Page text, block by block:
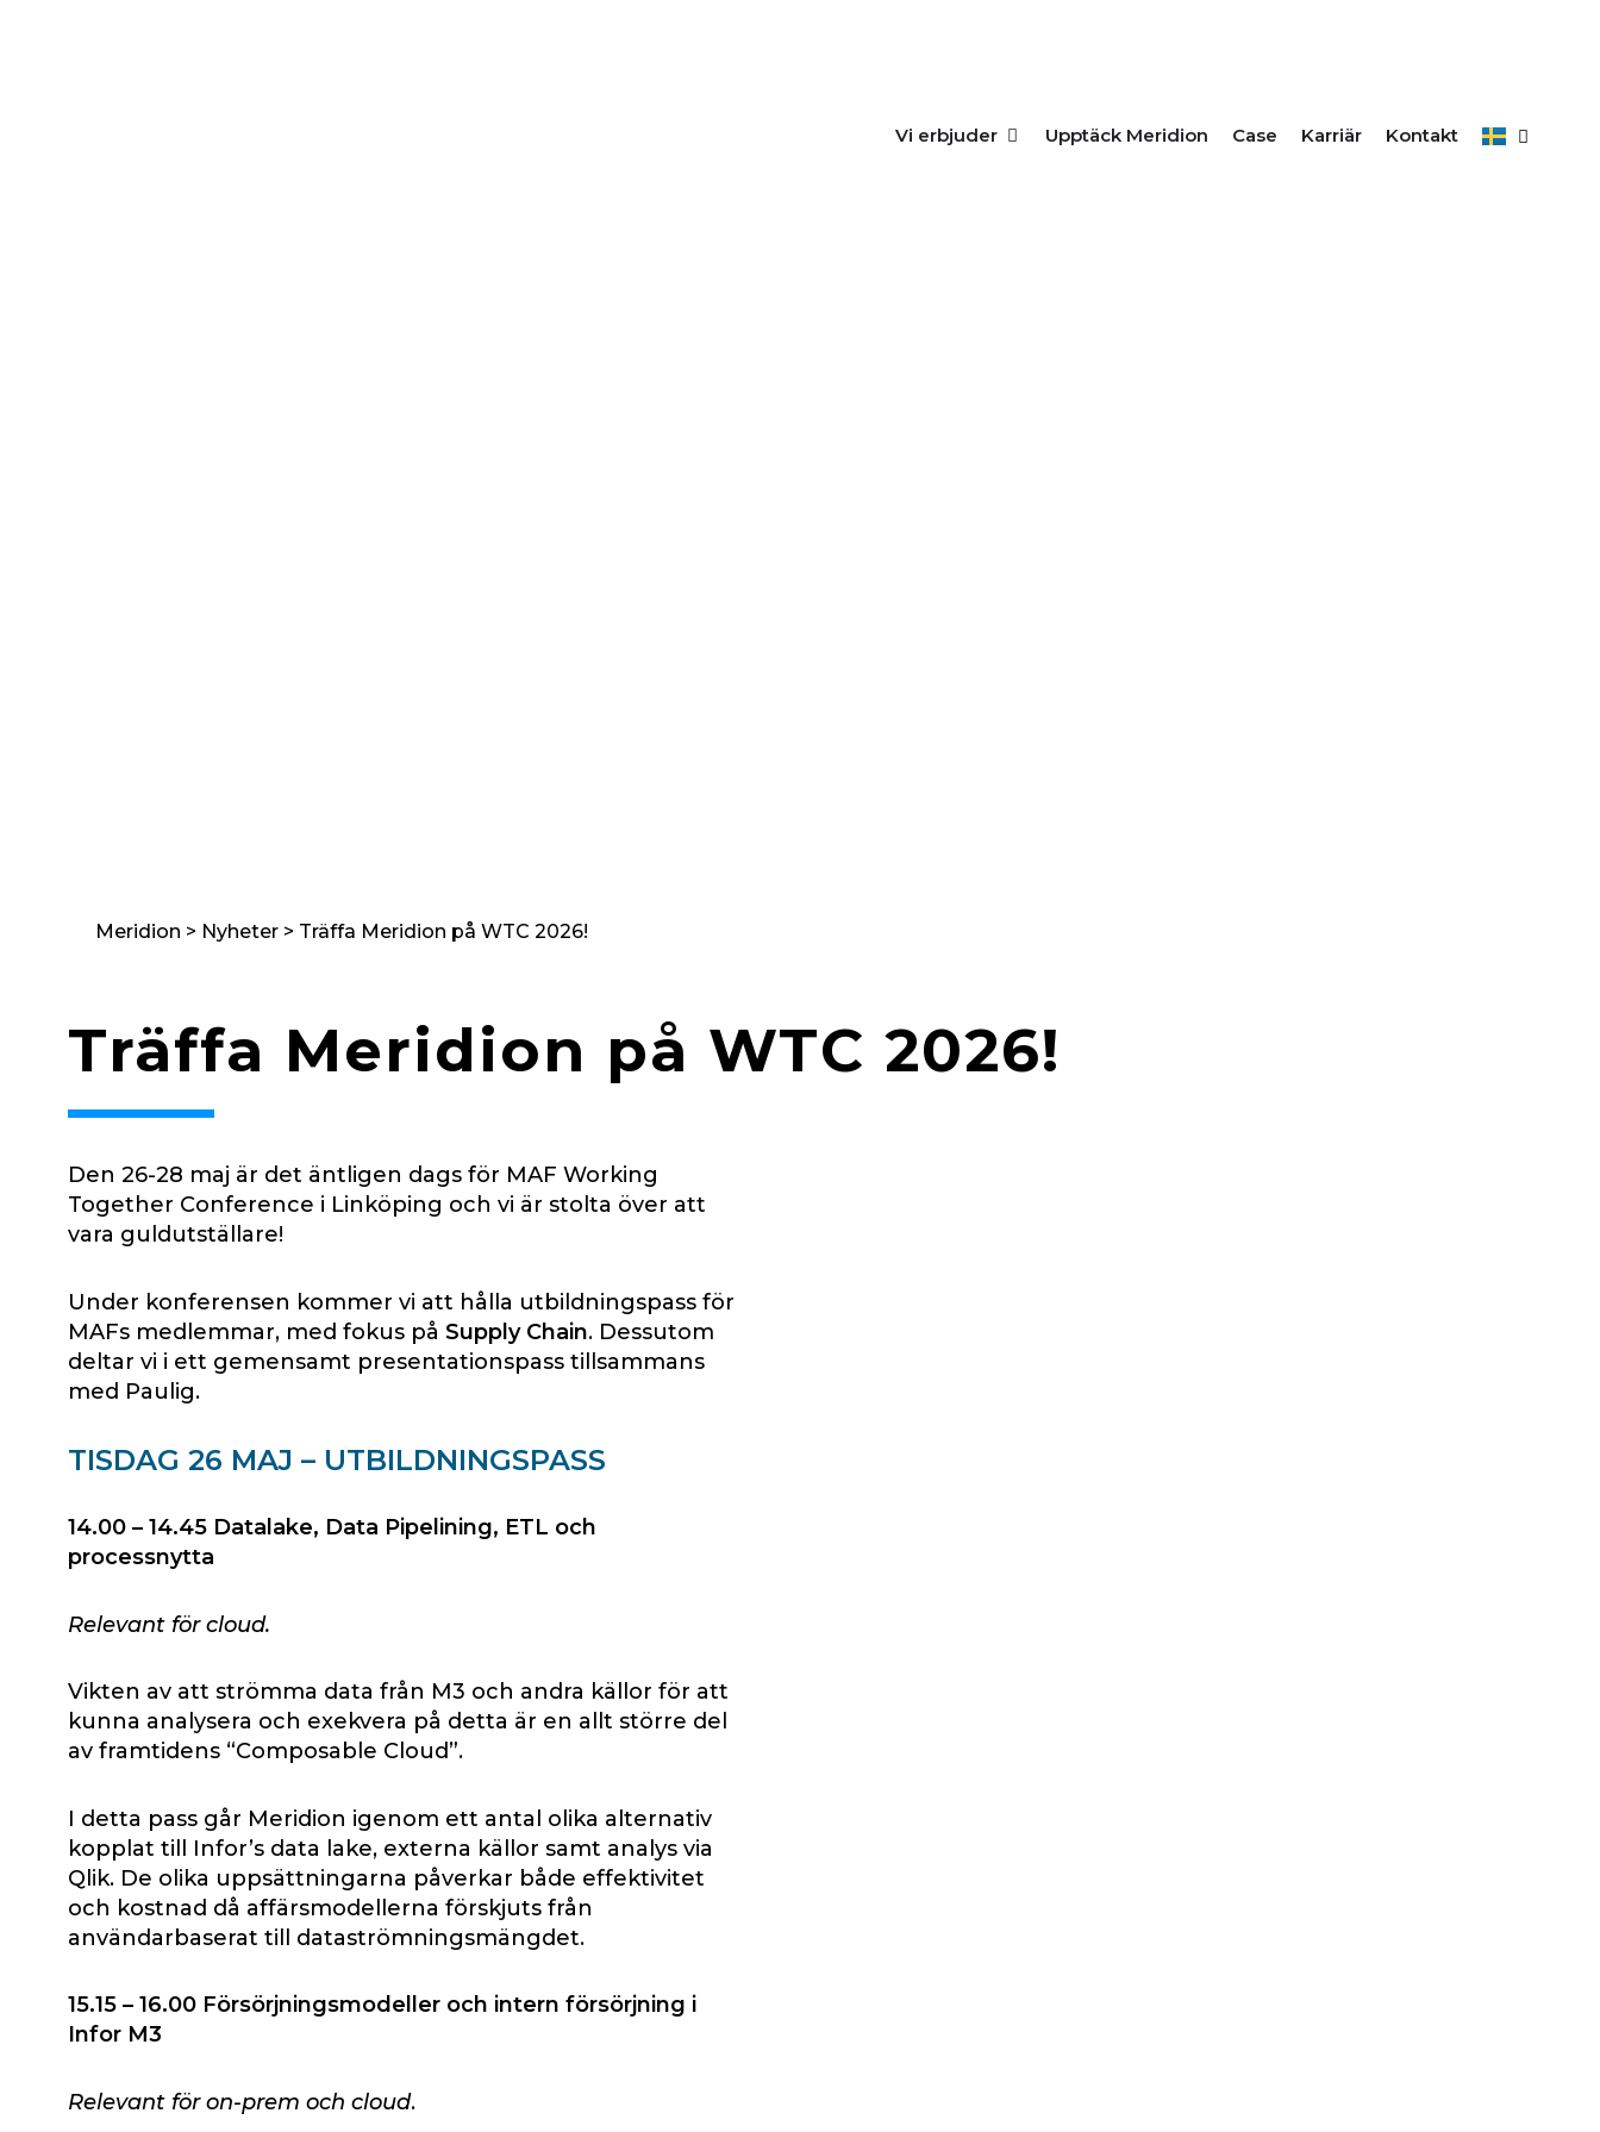
Vi erbjuder OPEN VI ERBJUDER
Upptäck Meridion Case Karriär Kontakt
Meridion > Nyheter > Träffa Meridion på WTC 2026!
Träffa Meridion på WTC 2026!
Den 26-28 maj är det äntligen dags för MAF Working
Together Conference i Linköping och vi är stolta över att
vara guldutställare!
Under konferensen kommer vi att hålla utbildningspass för
MAFs medlemmar, med fokus på Supply Chain. Dessutom
deltar vi i ett gemensamt presentationspass tillsammans
med Paulig.
TISDAG 26 MAJ – UTBILDNINGSPASS
14.00 – 14.45 Datalake, Data Pipelining, ETL och
processnytta
Relevant för cloud.
Vikten av att strömma data från M3 och andra källor för att
kunna analysera och exekvera på detta är en allt större del
av framtidens “Composable Cloud”.
I detta pass går Meridion igenom ett antal olika alternativ
kopplat till Infor’s data lake, externa källor samt analys via
Qlik. De olika uppsättningarna påverkar både effektivitet
och kostnad då affärsmodellerna förskjuts från
användarbaserat till dataströmningsmängdet.
15.15 – 16.00 Försörjningsmodeller och intern försörjning i
Infor M3
Relevant för on-prem och cloud.